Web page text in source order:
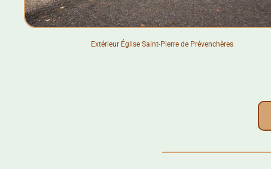
Extérieur Église Saint-Pierre de Prévenchères